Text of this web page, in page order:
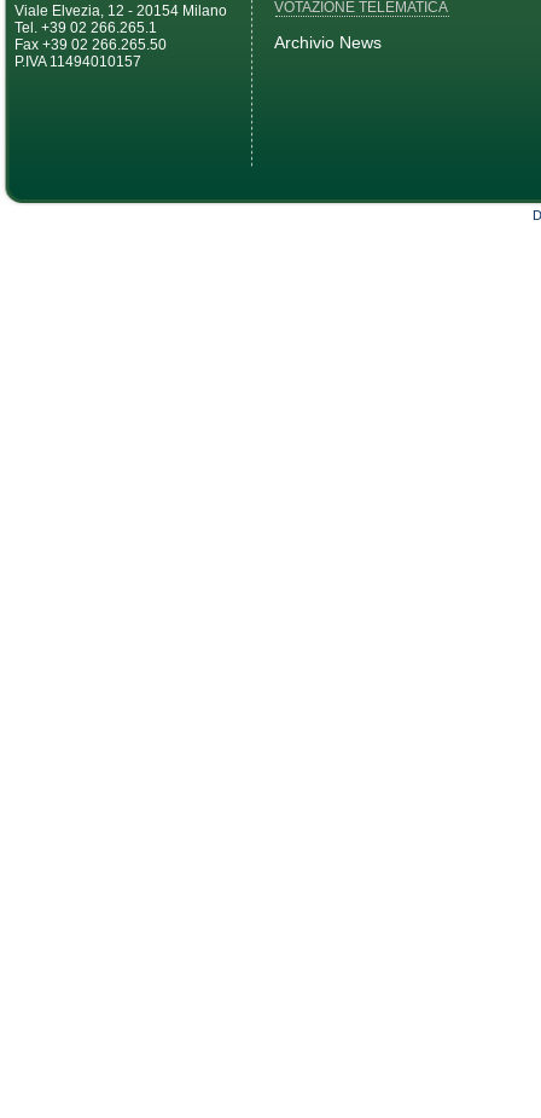
Viale Elvezia, 12 - 20154 Milano
Tel. +39 02 266.265.1
Fax +39 02 266.265.50
P.IVA 11494010157
VOTAZIONE TELEMATICA
Archivio News